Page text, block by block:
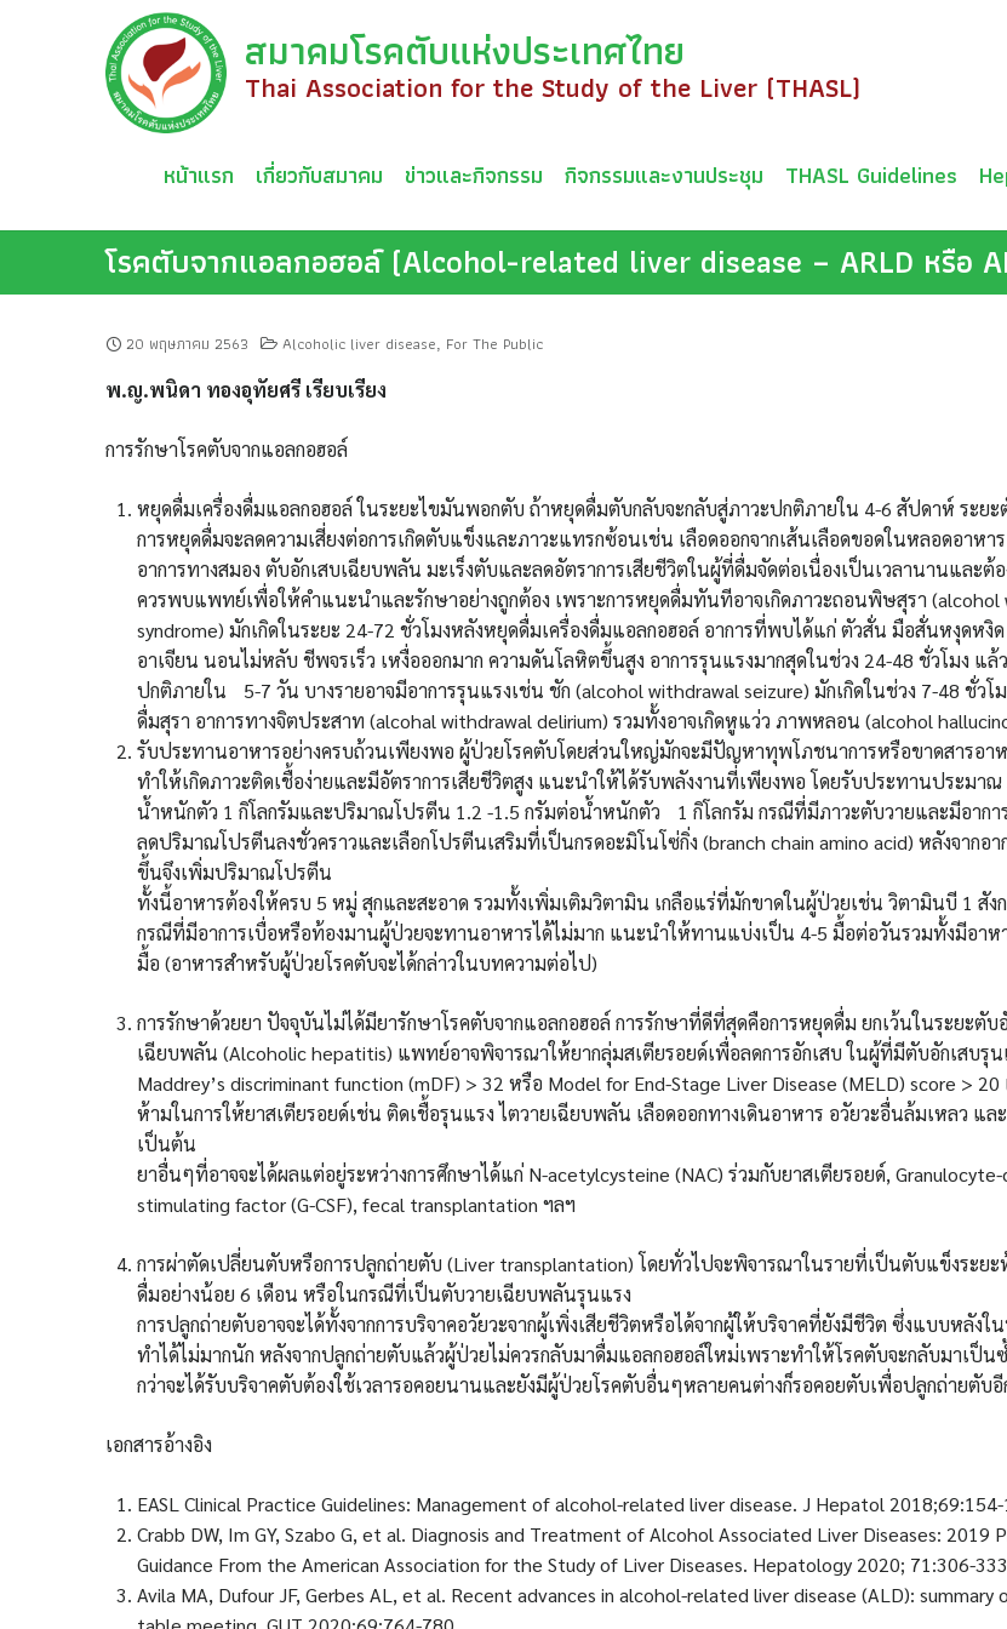
สมาคมโรคตับแห่งประเทศไทย
Thai Association for the Study of the Liver (THASL)
หน้าแรก เกี่ยวกับสมาคม ข่าวและกิจกรรม กิจกรรมและงานประชุม THASL Guidelines
โรคตับจากแอลกอฮอล์ (Alcohol-related liver disease – ARLD หรือ
20 พฤษภาคม 2563 Alcoholic liver disease, For The Public
พ.ญ.พนิดา ทองอุทัยศรี เรียบเรียง
การรักษาโรคตับจากแอลกอฮอล์
หยุดดื่มเครื่องดื่มแอลกอฮอล์ ในระยะไขมันพอกตับ ถ้าหยุดดื่มตับกลับจะกลับสู่ภาวะปกติภายใน 4-6 สัปดาห์ ระยะ
การหยุดดื่มจะลดความเสี่ยงต่อการเกิดตับแข็งและภาวะแทรกซ้อนเช่น เลือดออกจากเส้นเลือดขอดในหลอดอาหา
อาการทางสมอง ตับอักเสบเฉียบพลัน มะเร็งตับและลดอัตราการเสียชีวิตในผู้ที่ดื่มจัดต่อเนื่องเป็นเวลานานและต้
ควรพบแพทย์เพื่อให้คำแนะนำและรักษาอย่างถูกต้อง เพราะการหยุดดื่มทันทีอาจเกิดภาวะถอนพิษสุรา (alcohol
syndrome) มักเกิดในระยะ 24-72 ชั่วโมงหลังหยุดดื่มเครื่องดื่มแอลกอฮอล์ อาการที่พบได้แก่ ตัวสั่น มือสั่นหงุดหงิ
อาเจียน นอนไม่หลับ ชีพจรเร็ว เหงื่อออกมาก ความดันโลหิตขึ้นสูง อาการรุนแรงมากสุดในช่วง 24-48 ชั่วโมง แล้
ปกติภายใน 5-7 วัน บางรายอาจมีอาการรุนแรงเช่น ชัก (alcohol withdrawal seizure) มักเกิดในช่วง 7-48 ชั่วโ
ดื่มสุรา อาการทางจิตประสาท (alcohal withdrawal delirium) รวมทั้งอาจเกิดหูแว่ว ภาพหลอน (alcohol
รับประทานอาหารอย่างครบถ้วนเพียงพอ ผู้ป่วยโรคตับโดยส่วนใหญ่มักจะมีปัญหาทุพโภชนาการหรือขาดสารอาห
ทำให้เกิดภาวะติดเชื้อง่ายและมีอัตราการเสียชีวิตสูง แนะนำให้ได้รับพลังงานที่เพียงพอ โดยรับประทานประมาณ
น้ำหนักตัว 1 กิโลกรัมและปริมาณโปรตีน 1.2 -1.5 กรัมต่อน้ำหนักตัว 1 กิโลกรัม กรณีที่มีภาวะตับวายและมีอากา
ลดปริมาณโปรตีนลงชั่วคราวและเลือกโปรตีนเสริมที่เป็นกรดอะมิโนโซ่กิ่ง (branch chain amino acid) หลังจากอา
ขึ้นจึงเพิ่มปริมาณโปรตีน
ทั้งนี้อาหารต้องให้ครบ 5 หมู่ สุกและสะอาด รวมทั้งเพิ่มเติมวิตามิน เกลือแร่ที่มักขาดในผู้ป่วยเช่น วิตามินบี 1 สัง
กรณีที่มีอาการเบื่อหรือท้องมานผู้ป่วยจะทานอาหารได้ไม่มาก แนะนำให้ทานแบ่งเป็น 4-5 มื้อต่อวันรวมทั้งมีอาหา
มื้อ (อาหารสำหรับผู้ป่วยโรคตับจะได้กล่าวในบทความต่อไป)
การรักษาด้วยยา ปัจจุบันไม่ได้มียารักษาโรคตับจากแอลกอฮอล์ การรักษาที่ดีที่สุดคือการหยุดดื่ม ยกเว้นในระยะตับ
เฉียบพลัน (Alcoholic hepatitis) แพทย์อาจพิจารณาให้ยากลุ่มสเตียรอยด์เพื่อลดการอักเสบ ในผู้ที่มีตับอักเสบรุน
Maddrey’s discriminant function (mDF) > 32 หรือ Model for End-Stage Liver Disease (MELD) score >
ห้ามในการให้ยาสเตียรอยด์เช่น ติดเชื้อรุนแรง ไตวายเฉียบพลัน เลือดออกทางเดินอาหาร อวัยวะอื่นล้มเหลว แล
เป็นต้น
ยาอื่นๆที่อาจจะได้ผลแต่อยู่ระหว่างการศึกษาได้แก่ N-acetylcysteine (NAC) ร่วมกับยาสเตียรอยด์, Granulocyte-
stimulating factor (G-CSF), fecal transplantation ฯลฯ
การผ่าตัดเปลี่ยนตับหรือการปลูกถ่ายตับ (Liver transplantation) โดยทั่วไปจะพิจารณาในรายที่เป็นตับแข็งระย
ดื่มอย่างน้อย 6 เดือน หรือในกรณีที่เป็นตับวายเฉียบพลันรุนแรง
การปลูกถ่ายตับอาจจะได้ทั้งจากการบริจาคอวัยวะจากผู้เพิ่งเสียชีวิตหรือได้จากผู้ให้บริจาคที่ยังมีชีวิต ซึ่งแบบหลังใ
ทำได้ไม่มากนัก หลังจากปลูกถ่ายตับแล้วผู้ป่วยไม่ควรกลับมาดื่มแอลกอฮอล์ใหม่เพราะทำให้โรคตับจะกลับมาเป็น
กว่าจะได้รับบริจาคตับต้องใช้เวลารอคอยนานและยังมีผู้ป่วยโรคตับอื่นๆหลายคนต่างก็รอคอยตับเพื่อปลูกถ่ายตับ
เอกสารอ้างอิง
EASL Clinical Practice Guidelines: Management of alcohol-related liver disease. J Hepatol
Crabb DW, Im GY, Szabo G, et al. Diagnosis and Treatment of Alcohol Associated Liver Diseases: 2019
Guidance From the American Association for the Study of Liver Diseases. Hepatology 2020; 71:306-
Avila MA, Dufour JF, Gerbes AL, et al. Recent advances in alcohol-related liver disease (ALD): summary